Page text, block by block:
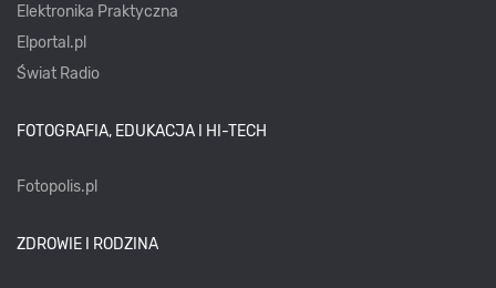
Elektronika Praktyczna
Elportal.pl
Świat Radio
FOTOGRAFIA, EDUKACJA I HI-TECH
Fotopolis.pl
ZDROWIE I RODZINA